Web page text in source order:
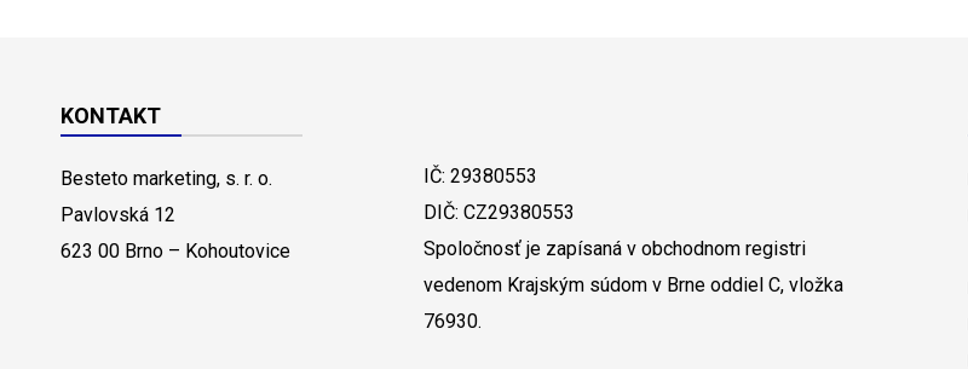
KONTAKT
Besteto marketing, s. r. o.
Pavlovská 12
623 00 Brno – Kohoutovice
IČ: 29380553
DIČ: CZ29380553
Spoločnosť je zapísaná v obchodnom registri
vedenom Krajským súdom v Brne oddiel C, vložka
76930.